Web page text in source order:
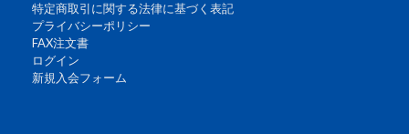
特定商取引に関する法律に基づく表記
プライバシーポリシー
FAX注文書
ログイン
新規入会フォーム